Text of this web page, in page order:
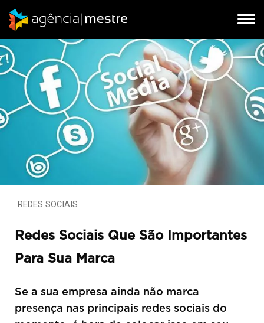
REDES SOCIAIS
Redes Sociais Que São Importantes
Para Sua Marca
Se a sua empresa ainda não marca
presença nas principais redes sociais do